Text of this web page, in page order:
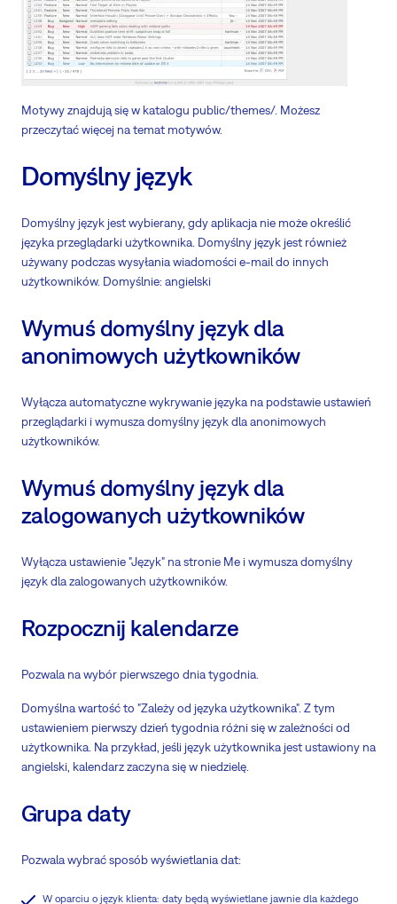
Motywy znajdują się w katalogu public/themes/. Możesz
przeczytać więcej na temat motywów.
Domyślny język
Domyślny język jest wybierany, gdy aplikacja nie może określić
języka przeglądarki użytkownika. Domyślny język jest również
używany podczas wysyłania wiadomości e-mail do innych
użytkowników. Domyślnie: angielski
Wymuś domyślny język dla
anonimowych użytkowników
Wyłącza automatyczne wykrywanie języka na podstawie ustawień
przeglądarki i wymusza domyślny język dla anonimowych
użytkowników.
Wymuś domyślny język dla
zalogowanych użytkowników
Wyłącza ustawienie "Język" na stronie Me i wymusza domyślny
język dla zalogowanych użytkowników.
Rozpocznij kalendarze
Pozwala na wybór pierwszego dnia tygodnia.
Domyślna wartość to "Zależy od języka użytkownika". Z tym
ustawieniem pierwszy dzień tygodnia różni się w zależności od
użytkownika. Na przykład, jeśli język użytkownika jest ustawiony na
angielski, kalendarz zaczyna się w niedzielę.
Grupa daty
Pozwala wybrać sposób wyświetlania dat:
W oparciu o język klienta: daty będą wyświetlane jawnie dla każdego